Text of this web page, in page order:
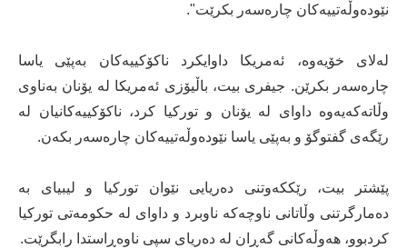
نێودەوڵەتییەکان چارەسەر بکرێت".
لەلای خۆیەوە، ئەمریکا داوایکرد ناکۆکییەکان بەپێی یاسا
چارەسەر بکرێن. جیفری بیت، باڵیۆزی ئەمریکا لە یۆنان بەناوی
وڵاتەکەیەوە داوای لە یۆنان و تورکیا کرد، ناکۆکییەکانیان لە
رێگەی گفتوگۆ و بەپێی یاسا نێودەوڵەتییەکان چارەسەر بکەن.
پێشتر بیت، رێککەوتنی دەریایی نێوان تورکیا و لیبیای بە
دەمارگرتنی وڵاتانی ناوچەکە ناوبرد و داوای لە حکومەتی تورکیا
کردبوو، هەوڵەکانی گەڕان لە دەریای سپی ناوەڕاستدا رابگرێت.